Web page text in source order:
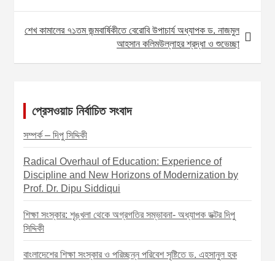
k
g
e
A
p
lr
e
o
শেখ কামালের ৭১তম জন্মবার্ষিকীতে বেরোবি উপাচার্য অধ্যাপক ড. নাজমুল
আহসান কলিমউল্লাহর শ্রদ্ধা ও শুভেচ্ছা
প্রেসওয়াচ নির্বাচিত সংবাদ
সম্পর্ক – দিপু সিদ্দিকী
Radical Overhaul of Education: Experience of
Discipline and New Horizons of Modernization by
Prof. Dr. Dipu Siddiqui
শিক্ষা সংস্কার: শৃঙ্খলা থেকে অগ্রগতির সম্ভাবনা- অধ্যাপক ডক্টর দিপু
সিদ্দিকী
বাংলাদেশের শিক্ষা সংস্কার ও পরিচ্ছন্ন পরিবেশ সৃষ্টিতে ড. এহসানুল হক